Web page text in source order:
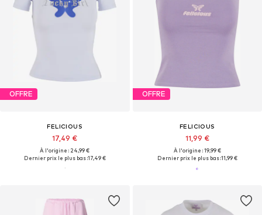
OFFRE
FELICIOUS
17,49 €
À l'origine : 24,99 €
Dernier prix le plus bas :17,49 €
OFFRE
FELICIOUS
11,99 €
À l'origine : 19,99 €
Dernier prix le plus bas :11,99 €